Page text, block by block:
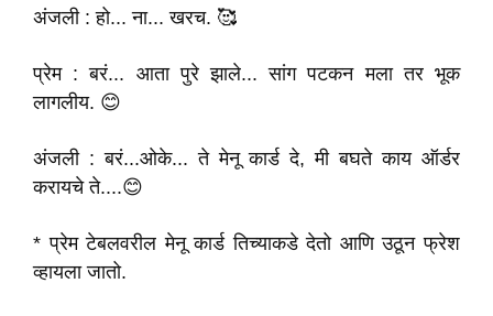
अंजली : हो... ना... खरच. 🥰
प्रेम : बरं... आता पुरे झाले... सांग पटकन मला तर भूक
लागलीय. 😊
अंजली : बरं...ओके... ते मेनू कार्ड दे, मी बघते काय ऑर्डर
करायचे ते....😊
* प्रेम टेबलवरील मेनू कार्ड तिच्याकडे देतो आणि उठून फ्रेश
व्हायला जातो.